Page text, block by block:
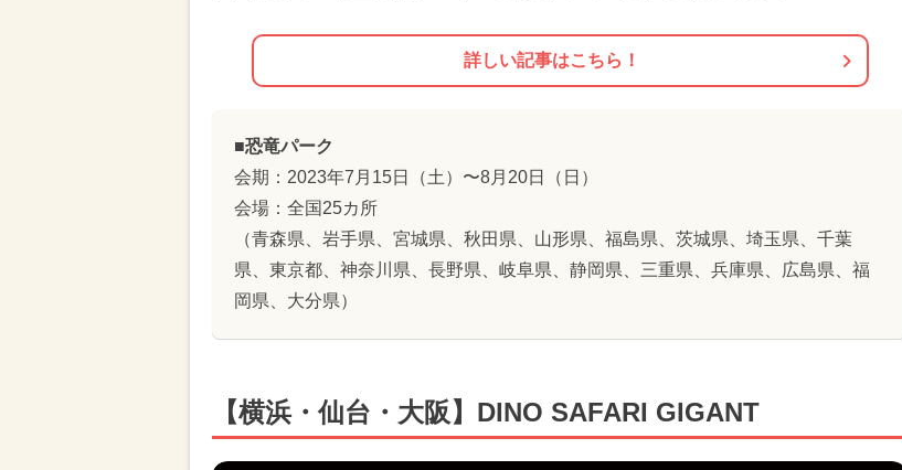
詳しい記事はこちら！
■恐竜パーク
会期：2023年7月15日（土）〜8月20日（日）
会場：全国25カ所
（青森県、岩手県、宮城県、秋田県、山形県、福島県、茨城県、埼玉県、千葉
県、東京都、神奈川県、長野県、岐阜県、静岡県、三重県、兵庫県、広島県、福
岡県、大分県）
【横浜・仙台・大阪】DINO SAFARI GIGANT